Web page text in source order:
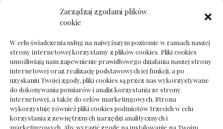
Zarządzaj zgodami plików
cookie
W celu świadczenia usług na najwyższym poziomie w ramach naszej
strony internetowej korzystamy z plików cookies. Pliki cookies
umożliwiają nam zapewnienie prawidłowego działania naszej strony
internetowej oraz realizację podstawowych jej funkcji, a po
uzyskaniu Twojej zgody, pliki cookies są przez nas wykorzystywane
do dokonywania pomiarów i analiz korzystania ze strony
internetowej, a także do celów marketingowych. Strona
wykorzystuje również pliki cookies podmiotów trzecich w celu
korzystania z zewnętrznych narzędzi analitycznych i
marketingowych. Aby wyrazić zgodę na instalowanie na Twoim
Dokumenty do odbioru przy zmianie biura
Deska podłogowa do salonu: jak wybrać bez
pośpiechu